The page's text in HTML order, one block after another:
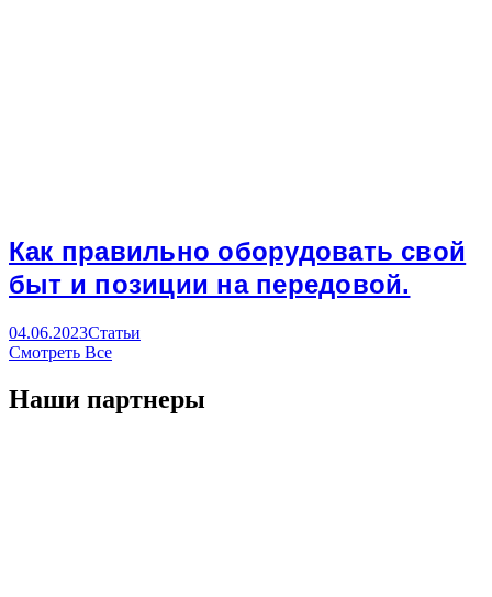
Как правильно оборудовать свой
быт и позиции на передовой.
04.06.2023Статьи
Смотреть Все
Наши партнеры